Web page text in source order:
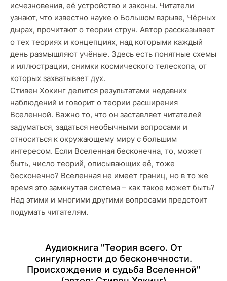
исчезновения, её устройство и законы. Читатели
узнают, что известно науке о Большом взрыве, Чёрных
дырах, прочитают о теории струн. Автор рассказывает
о тех теориях и концепциях, над которыми каждый
день размышляют учёные. Здесь есть понятные схемы
и иллюстрации, снимки космического телескопа, от
которых захватывает дух.
Стивен Хокинг делится результатами недавних
наблюдений и говорит о теории расширения
Вселенной. Важно то, что он заставляет читателей
задуматься, задаться необычными вопросами и
относиться к окружающему миру с большим
интересом. Если Вселенная бесконечна, то, может
быть, число теорий, описывающих её, тоже
бесконечно? Вселенная не имеет границ, но в то же
время это замкнутая система – как такое может быть?
Над этими и многими другими вопросами предстоит
подумать читателям.
Аудиокнига "Теория всего. От
сингулярности до бесконечности.
Происхождение и судьба Вселенной"